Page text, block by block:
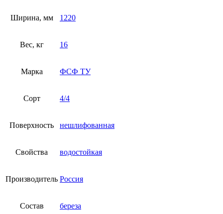
Ширина, мм 1220
Вес, кг 16
Марка ФСФ ТУ
Сорт 4/4
Поверхность нешлифованная
Свойства водостойкая
Производитель Россия
Состав береза